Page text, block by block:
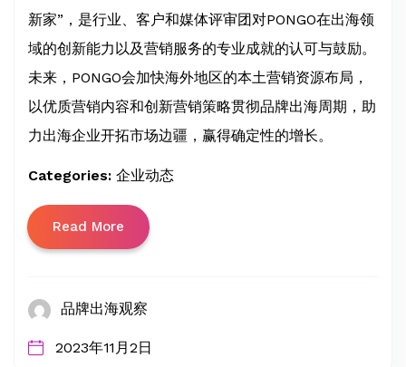
新家”，是行业、客户和媒体评审团对PONGO在出海领
域的创新能力以及营销服务的专业成就的认可与鼓励。
未来，PONGO会加快海外地区的本土营销资源布局，
以优质营销内容和创新营销策略贯彻品牌出海周期，助
力出海企业开拓市场边疆，赢得确定性的增长。
Categories: 企业动态
Read More
品牌出海观察
2023年11月2日